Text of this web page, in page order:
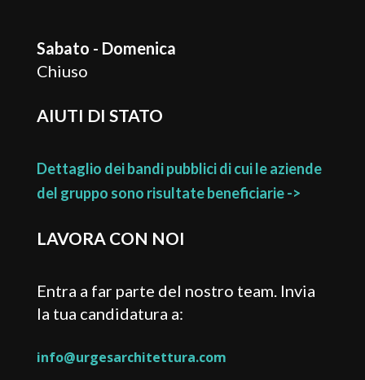
Sabato - Domenica
Chiuso
AIUTI DI STATO
Dettaglio dei bandi pubblici di cui le aziende
del gruppo sono risultate beneficiarie ->
LAVORA CON NOI
Entra a far parte del nostro team. Invia
la tua candidatura a:
info@urgesarchitettura.com